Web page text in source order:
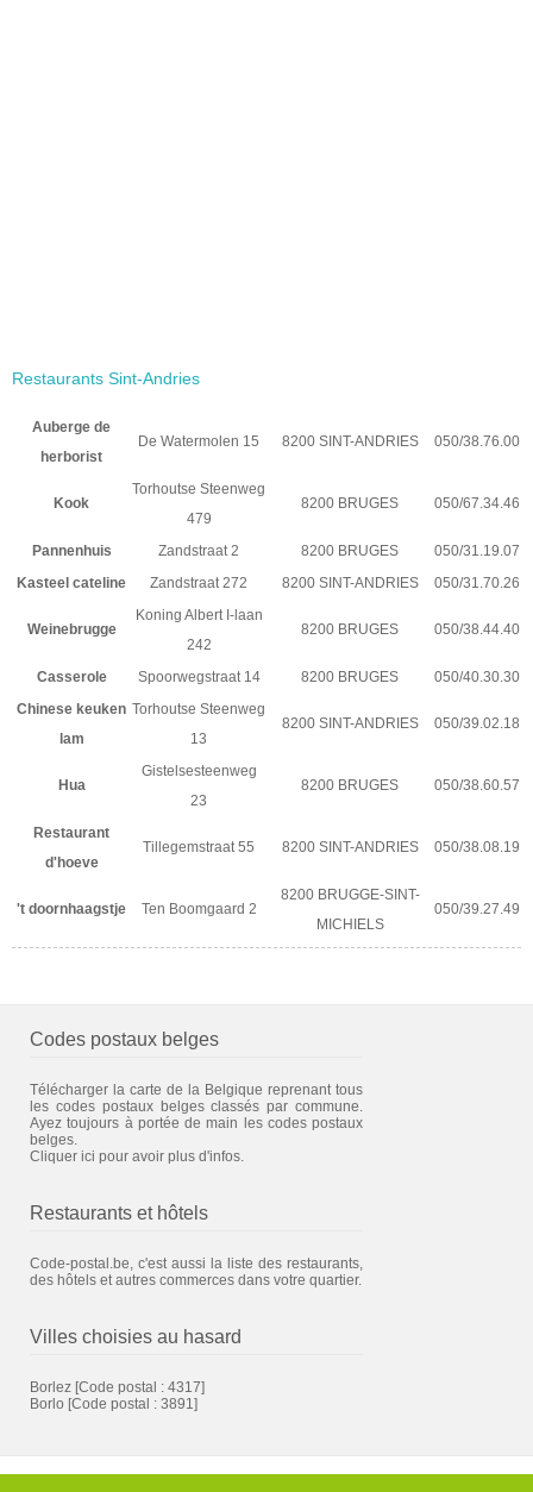
Restaurants Sint-Andries
Auberge de
herborist
De Watermolen 15 8200 SINT-ANDRIES 050/38.76.00
Kook
Torhoutse Steenweg
479
8200 BRUGES 050/67.34.46
Pannenhuis Zandstraat 2 8200 BRUGES
050/31.19.07
Kasteel cateline
Zandstraat 272 8200 SINT-ANDRIES 050/31.70.26
Weinebrugge
Koning Albert I-laan
242
8200 BRUGES 050/38.44.40
Casserole Spoorwegstraat 14 8200 BRUGES
050/40.30.30
Chinese keuken
lam
Torhoutse Steenweg
13
8200 SINT-ANDRIES 050/39.02.18
Hua
Gistelsesteenweg
23
8200 BRUGES 050/38.60.57
Restaurant
d'hoeve
Tillegemstraat 55 8200 SINT-ANDRIES 050/38.08.19
't doornhaagstje Ten Boomgaard 2
8200 BRUGGE-SINT-
MICHIELS
050/39.27.49
Codes postaux belges
Télécharger la carte de la Belgique reprenant tous
les codes postaux belges classés par commune.
Ayez toujours à portée de main les codes postaux
belges.
Cliquer ici pour avoir plus d'infos.
Restaurants et hôtels
Code-postal.be, c'est aussi la liste des restaurants,
des hôtels et autres commerces dans votre quartier.
Villes choisies au hasard
Borlez [Code postal : 4317]
Borlo [Code postal : 3891]